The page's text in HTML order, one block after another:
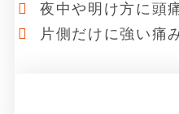
夜中や明け方に頭
片側だけに強い痛